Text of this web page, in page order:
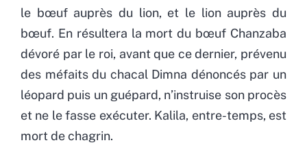
le bœuf auprès du lion, et le lion auprès du
bœuf. En résultera la mort du bœuf Chanzaba
dévoré par le roi, avant que ce dernier, prévenu
des méfaits du chacal Dimna dénoncés par un
léopard puis un guépard, n’instruise son procès
et ne le fasse exécuter. Kalila, entre-temps, est
mort de chagrin.